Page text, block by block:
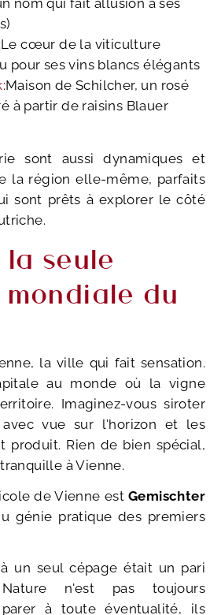
nom qui fait allusion à ses
:Le cœur de la viticulture
pour ses vins blancs élégants
:Maison de Schilcher, un rosé
à partir de raisins Blauer
sont aussi dynamiques et
la région elle-même, parfaits
sont prêts à explorer le côté
seule
du
la ville qui fait sensation.
au monde où la vigne
Imaginez-vous siroter
vue sur l'horizon et les
produit. Rien de bien spécial,
à Vienne.
de Vienne est Gemischter
génie pratique des premiers
un seul cépage était un pari
n'est pas toujours
à toute éventualité, ils